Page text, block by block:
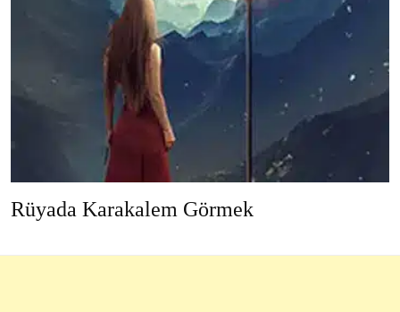
Rüyada Karakalem Görmek